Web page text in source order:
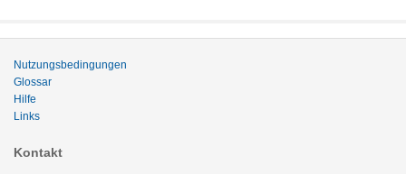
Nutzungsbedingungen
Glossar
Hilfe
Links
Kontakt